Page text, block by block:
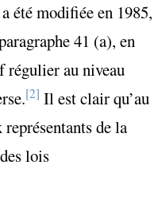
été modifiée en 1985,
41 (a), en
régulier au niveau
[2] Il est clair qu’au
de la
lois